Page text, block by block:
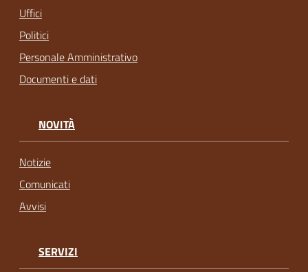
Uffici
Politici
Personale Amministrativo
Documenti e dati
NOVITÀ
Notizie
Comunicati
Avvisi
SERVIZI